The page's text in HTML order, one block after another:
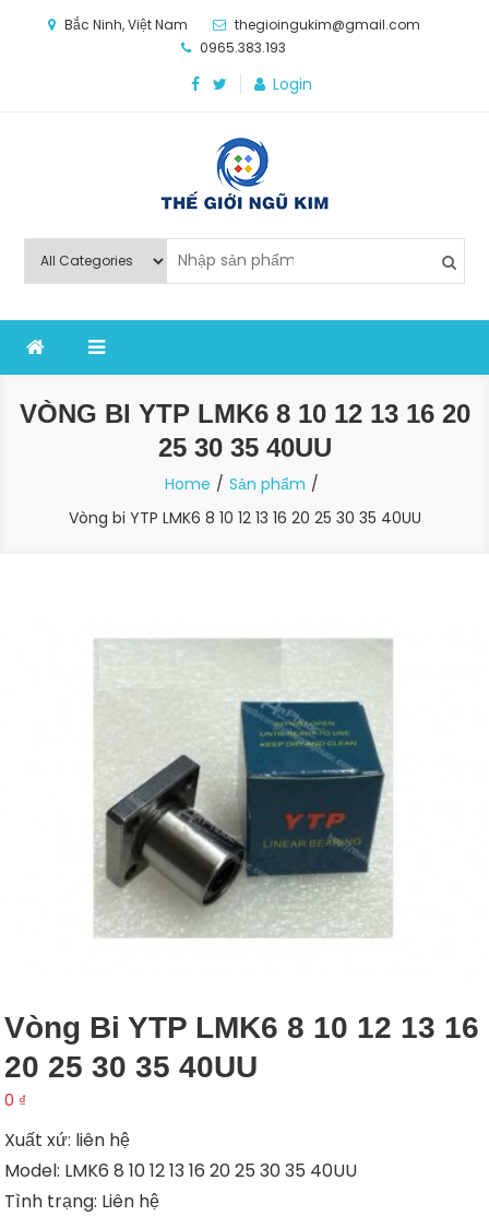
Bắc Ninh, Việt Nam
thegioingukim@gmail.com
0965.383.193
Login
Thế Giới Ngũ Kim
nghiệp sản xuất
VÒNG BI YTP LMK6 8 10 12 13 16 20
25 30 35 40UU
Home
Sản phẩm
Vòng bi YTP LMK6 8 10 12 13 16 20 25 30 35 40UU
Vòng Bi YTP LMK6 8 10 12 13 16
20 25 30 35 40UU
0 ₫
Xuất xứ: liên hệ
Model: LMK6 8 10 12 13 16 20 25 30 35 40UU
Tình trạng: Liên hệ